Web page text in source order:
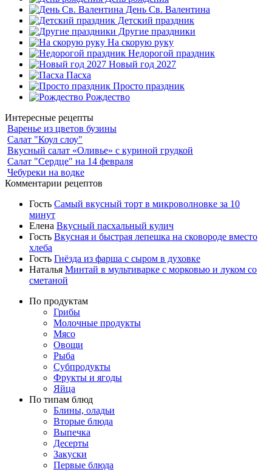
День Св. Валентина
Детский праздник
Другие праздники
На скорую руку
Недорогой праздник
Новый год 2027
Пасха
Просто праздник
Рождество
Интересные рецепты
Варенье из цветов бузины
Салат "Коул слоу"
Вкусный салат «Оливье» с куриной грудкой
Салат "Сердце" на 14 февраля
Чебуреки на водке
Комментарии рецептов
Гость Самый вкусный торт в микроволновке за 10
минут
Елена Вкусный пасхальный кулич
Гость Вкусная и быстрая лепешка на сковороде вместо
хлеба
Гость Гнёзда из фарша с сыром в духовке
Наталья Минтай в мультиварке с морковью и луком со
сметаной
По продуктам
Грибы
Молочные продукты
Мясо
Овощи
Рыба
Субпродукты
Фрукты и ягоды
Яйца
По типам блюд
Блины, оладьи
Вторые блюда
Выпечка
Десерты
Закуски
Первые блюда